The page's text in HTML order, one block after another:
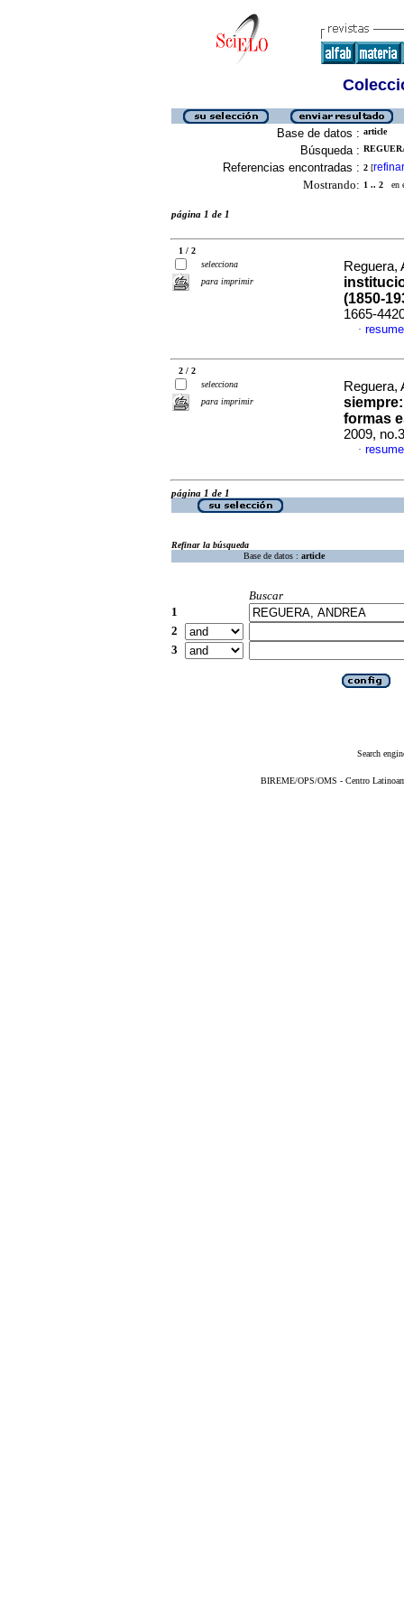
Base de datos : article
Búsqueda :
Referencias encontradas : 2 [refinar
Mostrando: 1 .. 2 en
página 1 de 1
1 / 2
selecciona
para imprimir
Reguera,
(1850-
1665-
·
2 / 2
selecciona
para imprimir
Reguera,
siempre
formas
2009,
·
página 1 de 1
Refinar la búsqueda
Base de datos : article
Buscar
1
2
3
Search
BIREME/OPS/OMS - Centro